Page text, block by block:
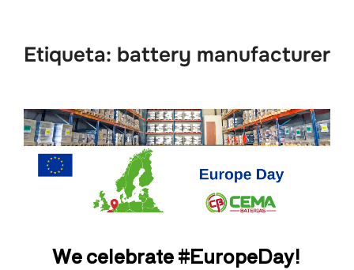
Etiqueta: battery manufacturer
We celebrate #EuropeDay!